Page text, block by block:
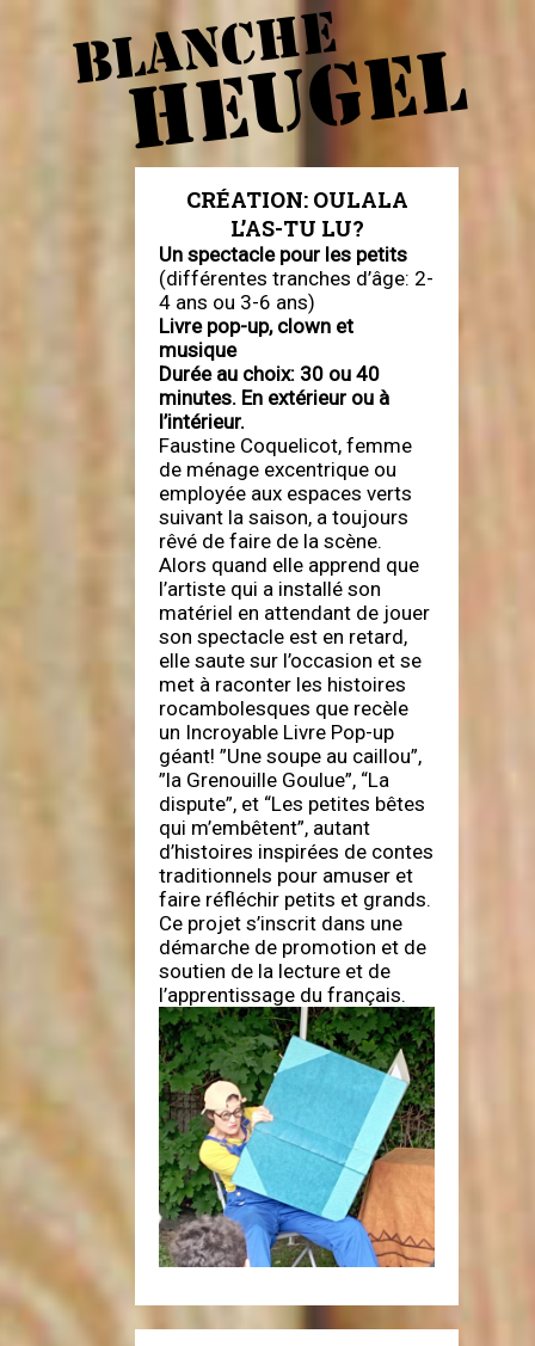
BLANCHE
HEUGEL
CRÉATION: OULALA
L’AS-TU LU?
Un spectacle pour les petits
(différentes tranches d’âge: 2-
4 ans ou 3-6 ans)
Livre pop-up, clown et
musique
Durée au choix: 30 ou 40
minutes. En extérieur ou à
l’intérieur.
Faustine Coquelicot, femme
de ménage excentrique ou
employée aux espaces verts
suivant la saison, a toujours
rêvé de faire de la scène.
Alors quand elle apprend que
l’artiste qui a installé son
matériel en attendant de jouer
son spectacle est en retard,
elle saute sur l’occasion et se
met à raconter les histoires
rocambolesques que recèle
un Incroyable Livre Pop-up
géant! ”Une soupe au caillou”,
”la Grenouille Goulue”, “La
dispute”, et “Les petites bêtes
qui m’embêtent”, autant
d’histoires inspirées de contes
traditionnels pour amuser et
faire réfléchir petits et grands.
Ce projet s’inscrit dans une
démarche de promotion et de
soutien de la lecture et de
l’apprentissage du français.